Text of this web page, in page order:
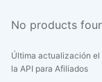
No products
Última actualización
la API para Afiliados